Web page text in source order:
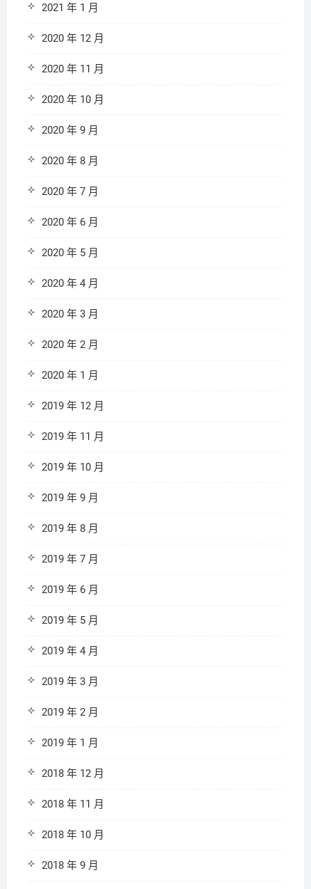
2021 年 1 月
2020 年 12 月
2020 年 11 月
2020 年 10 月
2020 年 9 月
2020 年 8 月
2020 年 7 月
2020 年 6 月
2020 年 5 月
2020 年 4 月
2020 年 3 月
2020 年 2 月
2020 年 1 月
2019 年 12 月
2019 年 11 月
2019 年 10 月
2019 年 9 月
2019 年 8 月
2019 年 7 月
2019 年 6 月
2019 年 5 月
2019 年 4 月
2019 年 3 月
2019 年 2 月
2019 年 1 月
2018 年 12 月
2018 年 11 月
2018 年 10 月
2018 年 9 月